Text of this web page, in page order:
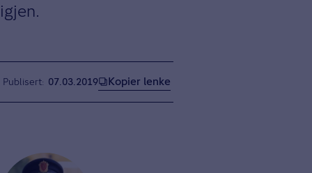
igjen.
Publisert 07.03.2019 Kopier lenke